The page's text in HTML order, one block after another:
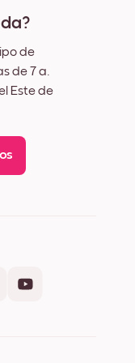
de
de 7 a.
Este de